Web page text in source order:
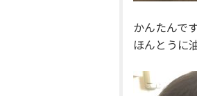
かんたんで
ほんとうに